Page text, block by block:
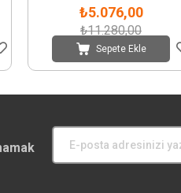
₺5.076,00
₺11.280,00
Sepete Ekle